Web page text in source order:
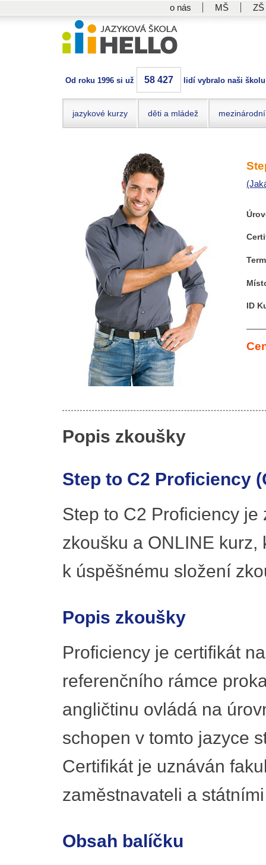
o nás MŠ ZŠ
Od roku 1996 si už 58 427 lidí vybralo naši
jazykové kurzy děti a mládež
ID
Popis zkoušky
Step to C2 Proficiency
Step to C2 Proficiency
zkoušku a ONLINE kurz,
k úspěšnému složení
Popis zkoušky
Proficiency je certifikát
referenčního rámce
angličtinu ovládá na
schopen v tomto jazyce
Certifikát je uznáván
zaměstnavateli a
Obsah balíčku